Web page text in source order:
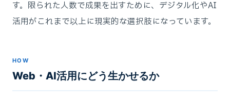
す。限られた人数で成果を出すために、デジタル化やAI
活用がこれまで以上に現実的な選択肢になっています。
HOW
Web・AI活用にどう生かせるか